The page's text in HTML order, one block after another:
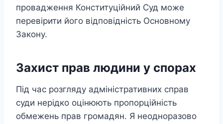
провадження Конституційний Суд може
перевірити його відповідність Основному
Закону.
Захист прав людини у спорах
Під час розгляду адміністративних справ
суди нерідко оцінюють пропорційність
обмежень прав громадян. Я неодноразово